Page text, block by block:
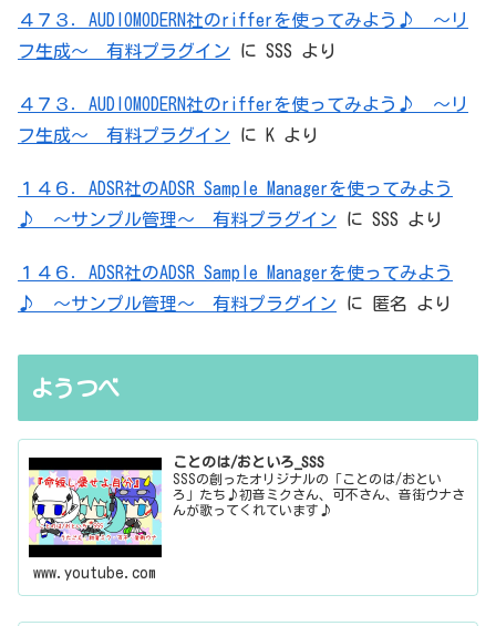
４７３．AUDIOMODERN社のrifferを使ってみよう♪ ～リ
フ生成～ 有料プラグイン に SSS より
４７３．AUDIOMODERN社のrifferを使ってみよう♪ ～リ
フ生成～ 有料プラグイン に K より
１４６．ADSR社のADSR Sample Managerを使ってみよう
♪ ～サンプル管理～ 有料プラグイン に SSS より
１４６．ADSR社のADSR Sample Managerを使ってみよう
♪ ～サンプル管理～ 有料プラグイン に 匿名 より
ようつべ
ことのは/おといろ_SSS
SSSの創ったオリジナルの「ことのは/おとい
ろ」たち♪初音ミクさん、可不さん、音街ウナさ
んが歌ってくれています♪
www.youtube.com